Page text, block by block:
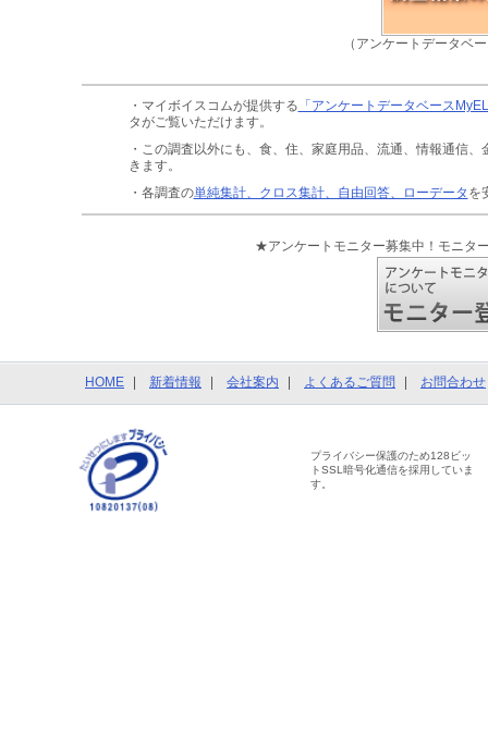
（アンケートデータベ
・マイボイスコムが提供する 「アンケートデータベース
タがご覧いただけます。
・この調査以外にも、食、住、家庭用品、流通、情報通信、
きます。
・各調査の単純集計、クロス集計、自由回答、ローデータ を
★アンケートモニター募集中！モニタ
HOME 新着情報 会社案内 よくあるご質問 お問合わせ
プライバシー保護のため128ビッ
トSSL暗号化通信を採用していま
す。